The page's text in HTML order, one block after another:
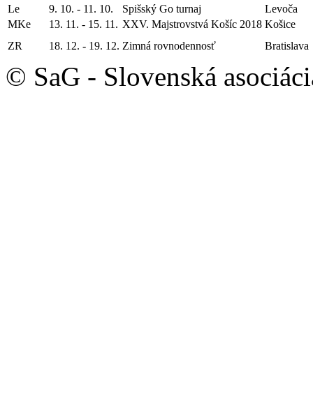
Le
9. 10. - 11. 10. Spišský Go turnaj
Levoča
MKe
13. 11. - 15. 11. XXV. Majstrovstvá Košíc 2018 Košice
ZR
18. 12. - 19. 12. Zimná rovnodennosť Bratislava
© SaG - Slovenská